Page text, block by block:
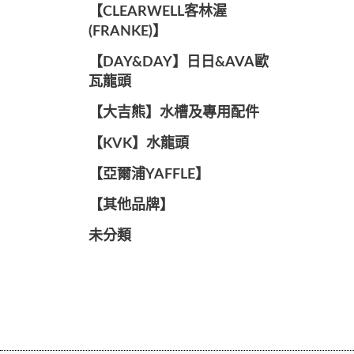
️【CLEARWELL客林渥
(FRANKE)】️
️【DAY&DAY】️日日&AVA歐
瓦龍頭
【大吉熊】水槽及專用配件
️【KVK】水龍頭️
【亞爾浦YAFFLE】
️【其他品牌】️
未分類